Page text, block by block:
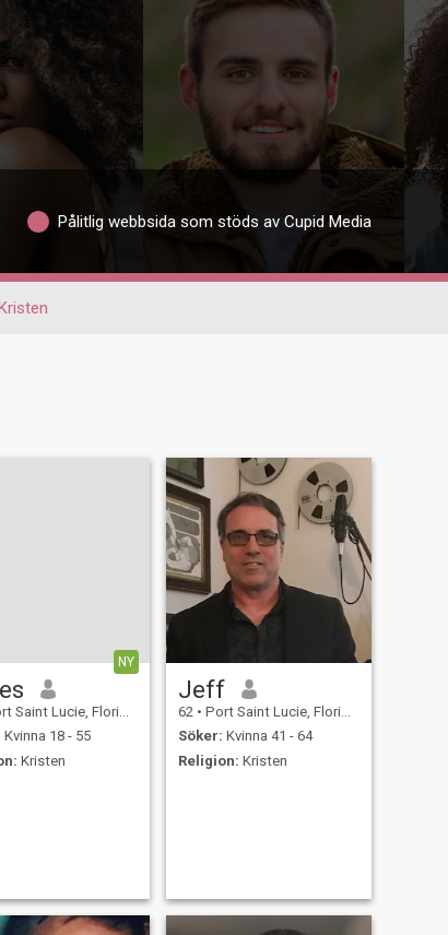
Pålitlig webbsida som stöds av Cupid Media
NY
Saint Lucie, Florida, USA
Kvinna 18 - 55
Kristen
Jeff
62 • Port Saint Lucie, Florida, USA
Söker: Kvinna 41 - 64
Religion: Kristen